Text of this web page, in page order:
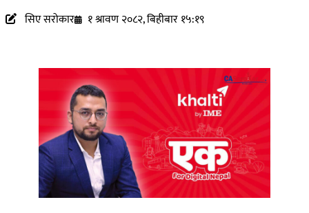
सिए सरोकार १ श्रावण २०८२, बिहीबार १५:१९